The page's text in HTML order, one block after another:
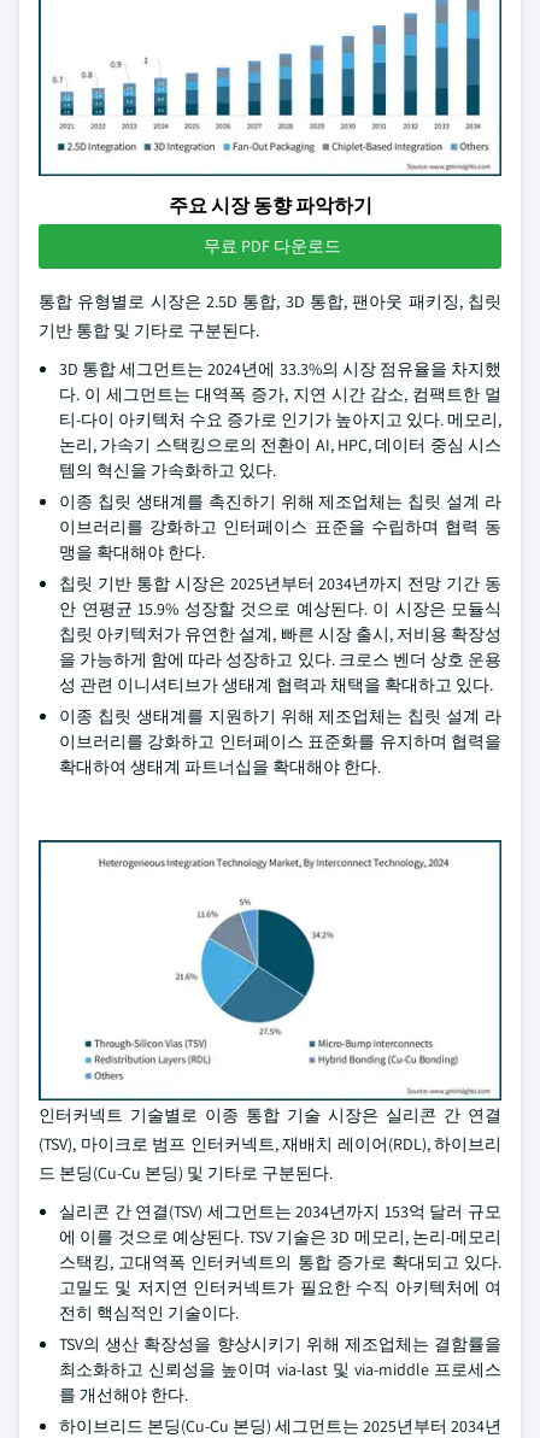
주요 시장 동향 파악하기
무료 PDF 다운로드
통합 유형별로 시장은 2.5D 통합, 3D 통합, 팬아웃 패키징, 칩릿
기반 통합 및 기타로 구분된다.
3D 통합 세그먼트는 2024년에 33.3%의 시장 점유율을 차지했
다. 이 세그먼트는 대역폭 증가, 지연 시간 감소, 컴팩트한 멀
티-다이 아키텍처 수요 증가로 인기가 높아지고 있다. 메모리,
논리, 가속기 스택킹으로의 전환이 AI, HPC, 데이터 중심 시스
템의 혁신을 가속화하고 있다.
이종 칩릿 생태계를 촉진하기 위해 제조업체는 칩릿 설계 라
이브러리를 강화하고 인터페이스 표준을 수립하며 협력 동
맹을 확대해야 한다.
칩릿 기반 통합 시장은 2025년부터 2034년까지 전망 기간 동
안 연평균 15.9% 성장할 것으로 예상된다. 이 시장은 모듈식
칩릿 아키텍처가 유연한 설계, 빠른 시장 출시, 저비용 확장성
을 가능하게 함에 따라 성장하고 있다. 크로스 벤더 상호 운용
성 관련 이니셔티브가 생태계 협력과 채택을 확대하고 있다.
이종 칩릿 생태계를 지원하기 위해 제조업체는 칩릿 설계 라
이브러리를 강화하고 인터페이스 표준화를 유지하며 협력을
확대하여 생태계 파트너십을 확대해야 한다.
인터커넥트 기술별로 이종 통합 기술 시장은 실리콘 간 연결
(TSV), 마이크로 범프 인터커넥트, 재배치 레이어(RDL), 하이브리
드 본딩(Cu-Cu 본딩) 및 기타로 구분된다.
실리콘 간 연결(TSV) 세그먼트는 2034년까지 153억 달러 규모
에 이를 것으로 예상된다. TSV 기술은 3D 메모리, 논리-메모리
스택킹, 고대역폭 인터커넥트의 통합 증가로 확대되고 있다.
고밀도 및 저지연 인터커넥트가 필요한 수직 아키텍처에 여
전히 핵심적인 기술이다.
TSV의 생산 확장성을 향상시키기 위해 제조업체는 결함률을
최소화하고 신뢰성을 높이며 via-last 및 via-middle 프로세스
를 개선해야 한다.
하이브리드 본딩(Cu-Cu 본딩) 세그먼트는 2025년부터 2034년